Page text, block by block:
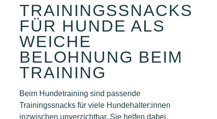
TRAININGSSNACKS
FÜR HUNDE ALS
WEICHE
BELOHNUNG BEIM
TRAINING
Beim Hundetraining sind passende
Trainingssnacks für viele Hundehalter:innen
inzwischen unverzichtbar. Sie helfen dabei,